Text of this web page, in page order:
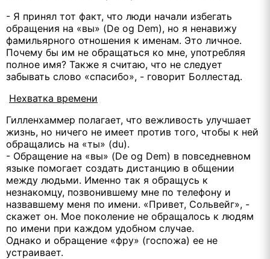
- Я принял тот факт, что люди начали избегать
обращения на «вы» (De og Dem), но я ненавижу
фамильярного отношения к именам. Это личное.
Почему бы им не обращаться ко мне, употребляя
полное имя? Также я считаю, что не следует
забывать слово «спасибо», - говорит Боллестад.
Нехватка времени
Гилленхаммер полагает, что вежливость улучшает
жизнь, но ничего не имеет против того, чтобы к ней
обращались на «ты» (du).
- Обращение на «вы» (De og Dem) в повседневном
языке помогает создать дистанцию в общении
между людьми. Именно так я обращусь к
незнакомцу, позвонившему мне по телефону и
назвавшему меня по имени. «Привет, Сольвейг», -
скажет он. Мое поколение не обращалось к людям
по имени при каждом удобном случае.
Однако и обращение «фру» (госпожа) ее не
устраивает.